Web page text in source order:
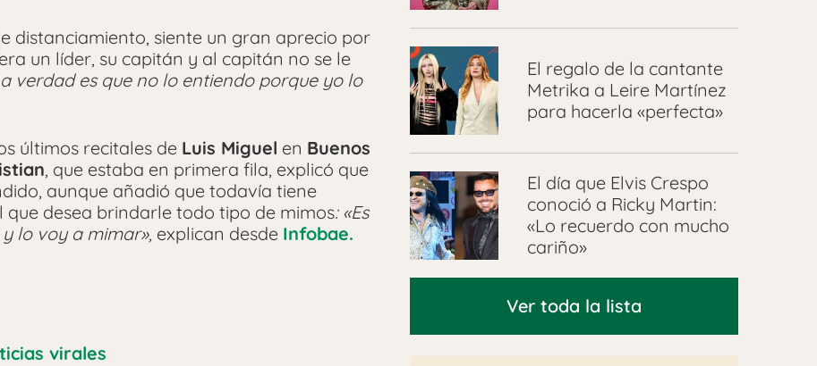
distanciamiento, siente un gran aprecio por
un líder, su capitán y al capitán no se le
verdad es que no lo entiendo porque yo lo
últimos recitales de Luis Miguel en Buenos
, que estaba en primera fila, explicó que
aunque añadió que todavía tiene
desea brindarle todo tipo de mimos: «Es
lo voy a mimar», explican desde Infobae.
virales
El regalo de la cantante
Metrika a Leire Martínez
para hacerla «perfecta»
El día que Elvis Crespo
conoció a Ricky Martin:
«Lo recuerdo con mucho
cariño»
Ver toda la lista